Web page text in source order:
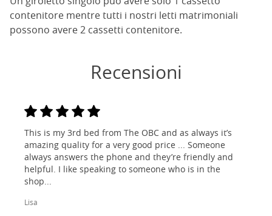
contenitore mentre tutti i nostri letti matrimoniali
possono avere 2 cassetti contenitore.
Recensioni
This is my 3rd bed from The OBC and as always it’s
amazing quality for a very good price ... Someone
always answers the phone and they’re friendly and
helpful. I like speaking to someone who is in the
shop...
Lisa